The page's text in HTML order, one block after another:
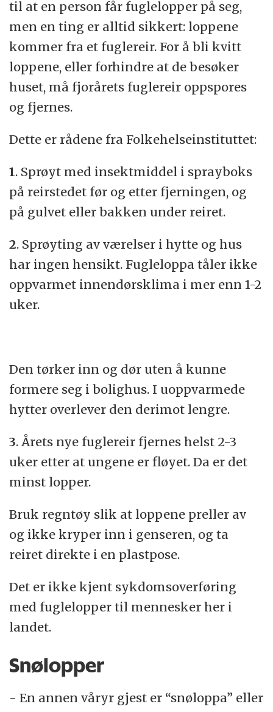
til at en person får fuglelopper på seg,
men en ting er alltid sikkert: loppene
kommer fra et fuglereir. For å bli kvitt
loppene, eller forhindre at de besøker
huset, må fjorårets fuglereir oppspores
og fjernes.
Dette er rådene fra Folkehelseinstituttet:
1. Sprøyt med insektmiddel i sprayboks
på reirstedet før og etter fjerningen, og
på gulvet eller bakken under reiret.
2. Sprøyting av værelser i hytte og hus
har ingen hensikt. Fugleloppa tåler ikke
oppvarmet innendørsklima i mer enn 1-2
uker.
Den tørker inn og dør uten å kunne
formere seg i bolighus. I uoppvarmede
hytter overlever den derimot lengre.
3. Årets nye fuglereir fjernes helst 2-3
uker etter at ungene er fløyet. Da er det
minst lopper.
Bruk regntøy slik at loppene preller av
og ikke kryper inn i genseren, og ta
reiret direkte i en plastpose.
Det er ikke kjent sykdomsoverføring
med fuglelopper til mennesker her i
landet.
Snølopper
- En annen våryr gjest er “snøloppa” eller